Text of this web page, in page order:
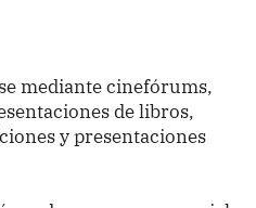
mediante cinefórums,
de libros,
y presentaciones